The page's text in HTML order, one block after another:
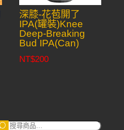
深膝-花苞開了
IPA(罐裝)Knee
Deep-Breaking
Bud IPA(Can)
NT$200
搜